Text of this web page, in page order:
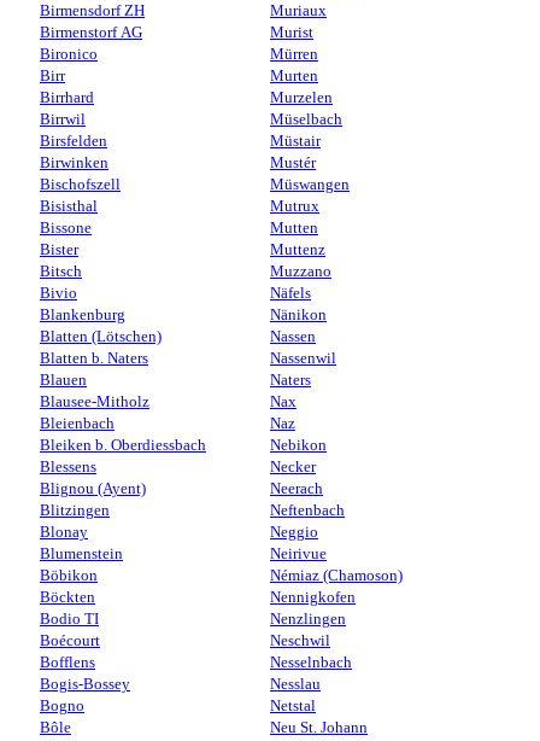
Birmensdorf ZH
Birmenstorf AG
Bironico
Birr
Birrhard
Birrwil
Birsfelden
Birwinken
Bischofszell
Bisisthal
Bissone
Bister
Bitsch
Bivio
Blankenburg
Blatten (Lötschen)
Blatten b. Naters
Blauen
Blausee-Mitholz
Bleienbach
Bleiken b. Oberdiessbach
Blessens
Blignou (Ayent)
Blitzingen
Blonay
Blumenstein
Böbikon
Böckten
Bodio TI
Boécourt
Bofflens
Bogis-Bossey
Bogno
Bôle
Muriaux
Murist
Mürren
Murten
Murzelen
Müselbach
Müstair
Mustér
Müswangen
Mutrux
Mutten
Muttenz
Muzzano
Näfels
Nänikon
Nassen
Nassenwil
Naters
Nax
Naz
Nebikon
Necker
Neerach
Neftenbach
Neggio
Neirivue
Némiaz (Chamoson)
Nennigkofen
Nenzlingen
Neschwil
Nesselnbach
Nesslau
Netstal
Neu St. Johann